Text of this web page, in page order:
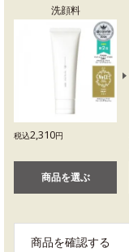
洗顔料
税込2,310円
商品を選ぶ
商品を確認する